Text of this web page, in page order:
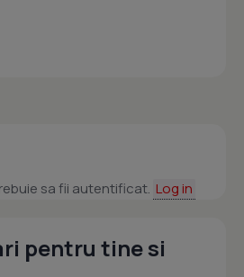
sa fii autentificat. Log in
pentru tine si